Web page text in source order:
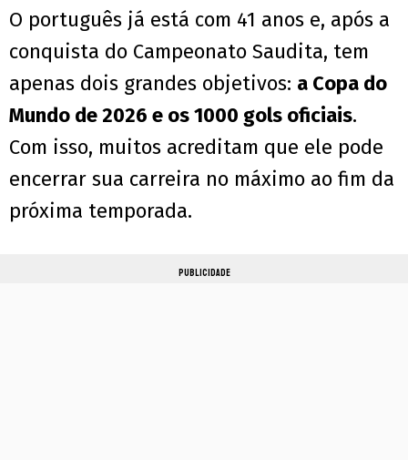
O português já está com 41 anos e, após a
conquista do Campeonato Saudita, tem
apenas dois grandes objetivos: a Copa do
Mundo de 2026 e os 1000 gols oficiais.
Com isso, muitos acreditam que ele pode
encerrar sua carreira no máximo ao fim da
próxima temporada.
PUBLICIDADE